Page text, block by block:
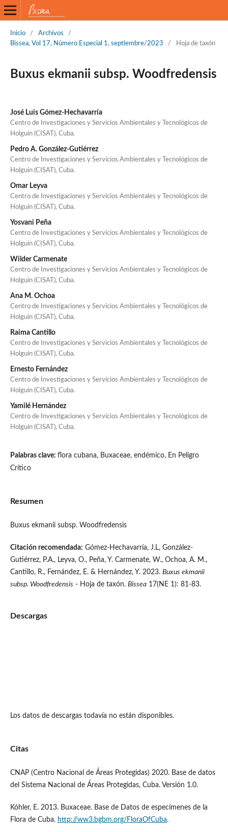
Inicio / Archivos
/
Bissea, Vol 17, Número Especial 1, septiembre/2023
/ Hoja de taxón
Buxus ekmanii subsp. Woodfredensis
José Luis Gómez-Hechavarría
Centro de Investigaciones y Servicios Ambientales y Tecnológicos de
Holguín (CISAT), Cuba.
Pedro A. González-Gutiérrez
Centro de Investigaciones y Servicios Ambientales y Tecnológicos de
Holguín (CISAT), Cuba.
Omar Leyva
Centro de Investigaciones y Servicios Ambientales y Tecnológicos de
Holguín (CISAT), Cuba.
Yosvani Peña
Centro de Investigaciones y Servicios Ambientales y Tecnológicos de
Holguín (CISAT), Cuba.
Wilder Carmenate
Centro de Investigaciones y Servicios Ambientales y Tecnológicos de
Holguín (CISAT), Cuba.
Ana M. Ochoa
Centro de Investigaciones y Servicios Ambientales y Tecnológicos de
Holguín (CISAT), Cuba.
Raima Cantillo
Centro de Investigaciones y Servicios Ambientales y Tecnológicos de
Holguín (CISAT), Cuba.
Ernesto Fernández
Centro de Investigaciones y Servicios Ambientales y Tecnológicos de
Holguín (CISAT), Cuba.
Yamilé Hernández
Centro de Investigaciones y Servicios Ambientales y Tecnológicos de
Holguín (CISAT), Cuba.
Palabras clave: flora cubana, Buxaceae, endémico, En Peligro
Crítico
Resumen
Buxus ekmanii subsp. Woodfredensis
Citación recomendada: Gómez-Hechavarría, J.L, González-
Gutiérrez, P.A., Leyva, O., Peña, Y. Carmenate, W., Ochoa, A. M.,
Cantillo, R., Fernández, E. & Hernández, Y. 2023. Buxus ekmanii
subsp. Woodfredensis - Hoja de taxón. Bissea17(NE 1): 81-83.
Descargas
Los datos de descargas todavía no están disponibles.
Citas
CNAP (Centro Nacional de Áreas Protegidas) 2020. Base de datos
del Sistema Nacional de Áreas Protegidas, Cuba. Versión 1.0.
Kóhler, E. 2013. Buxaceae. Base de Datos de especímenes de la
Flora de Cuba. http://ww3.bgbm.org/FloraOfCuba.